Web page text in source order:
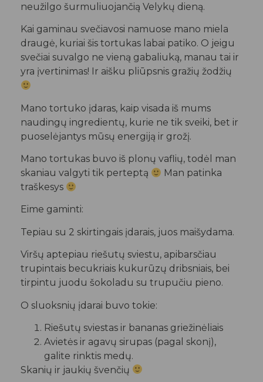
neužilgo šurmuliuojančią Velykų dieną.
Kai gaminau svečiavosi namuose mano miela
draugė, kuriai šis tortukas labai patiko. O jeigu
svečiai suvalgo ne vieną gabaliuką, manau tai ir
yra įvertinimas! Ir aišku pliūpsnis gražių žodžių
Mano tortuko įdaras, kaip visada iš mums
naudingų ingredientų, kurie ne tik sveiki, bet ir
puoselėjantys mūsų energiją ir grožį.
Mano tortukas buvo iš plonų vaflių, todėl man
skaniau valgyti tik perteptą
Man patinka
traškesys
Eime gaminti:
Tepiau su 2 skirtingais įdarais, juos maišydama.
Viršų aptepiau riešutų sviestu, apibarsčiau
trupintais becukriais kukurūzų dribsniais, bei
tirpintu juodu šokoladu su trupučiu pieno.
O sluoksnių įdarai buvo tokie:
Riešutų sviestas ir bananas griežinėliais
Avietės ir agavų sirupas (pagal skonį),
galite rinktis medų.
Skanių ir jaukių švenčių